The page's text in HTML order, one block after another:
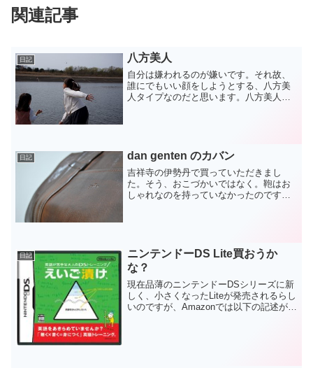
関連記事
日記 八方美人
自分は嫌われるのが嫌いです。それ故、
誰にでもいい顔をしようとする、八方美
人タイプなのだと思います。八方美人が
日記 dan genten のカバン
吉祥寺の伊勢丹で買っていただきまし
た。そう、おこづかいではなく。鞄はお
しゃれなのを持っていなかったのですが
日記
ニンテンドーDS Lite買おうか
な？
現在品薄のニンテンドーDSシリーズに新
しく、小さくなったLiteが発売されるらし
いのですが、Amazonでは以下の記述があ